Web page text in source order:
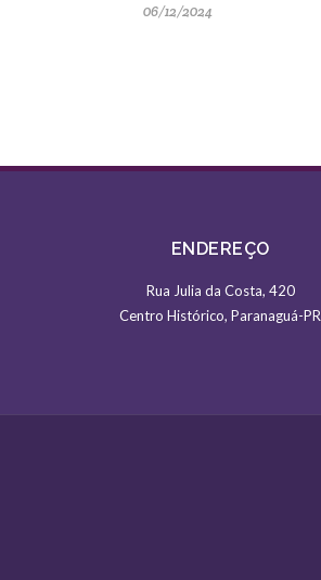
06/12/2024
ENDEREÇO
Rua Julia da Costa, 420
Centro Histórico, Paranaguá-PR